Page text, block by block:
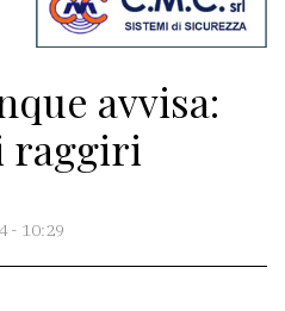
avvisa:
raggiri
- 10:29